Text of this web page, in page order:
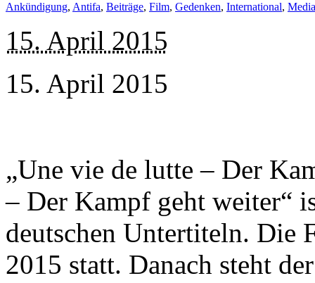
Ankündigung, Antifa, Beiträge, Film, Gedenken, International, Media
15. April 2015
15. April 2015
„Une vie de lutte – Der
– Der Kampf geht weiter“
deutschen Untertiteln. Die
2015 statt. Danach steht